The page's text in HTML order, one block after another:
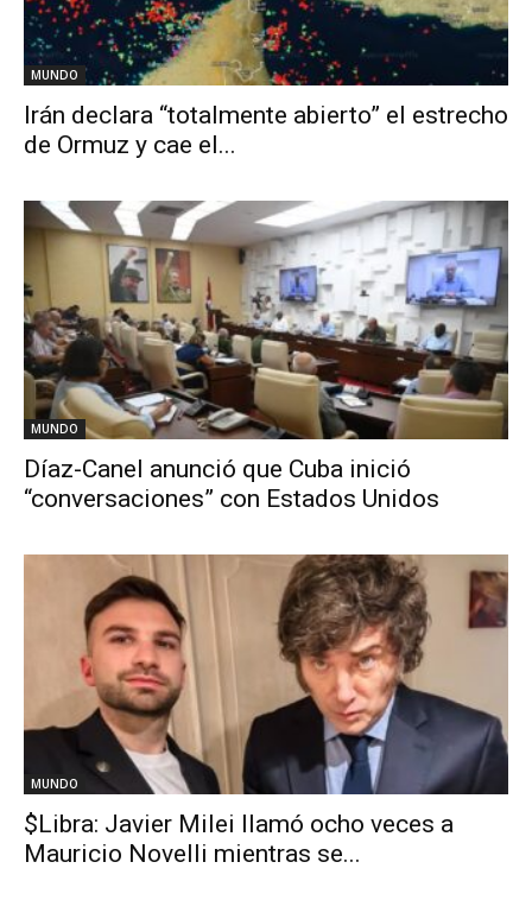
MUNDO
Irán declara “totalmente abierto” el estrecho
de Ormuz y cae el...
MUNDO
Díaz-Canel anunció que Cuba inició
“conversaciones” con Estados Unidos
MUNDO
$Libra: Javier Milei llamó ocho veces a
Mauricio Novelli mientras se...